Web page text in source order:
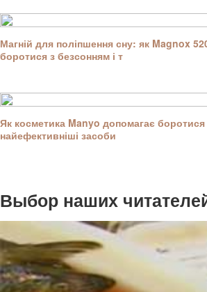
Магній для поліпшення сну: як Magnox
боротися з безсонням і т
Як косметика Manyo допомагає боротися
найефективніші засоби
Выбор наших